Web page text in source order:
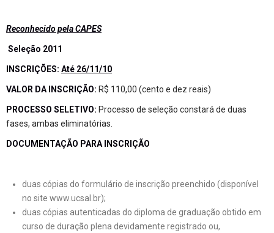
Reconhecido pela CAPES
Seleção 2011
INSCRIÇÕES: Até 26/11/10
VALOR DA INSCRIÇÃO: R$ 110,00 (cento e dez reais)
PROCESSO SELETIVO: Processo de seleção constará de duas
fases, ambas eliminatórias.
DOCUMENTAÇÃO PARA INSCRIÇÃO
duas cópias do formulário de inscrição preenchido (disponível
no site www.ucsal.br);
duas cópias autenticadas do diploma de graduação obtido em
curso de duração plena devidamente registrado ou,